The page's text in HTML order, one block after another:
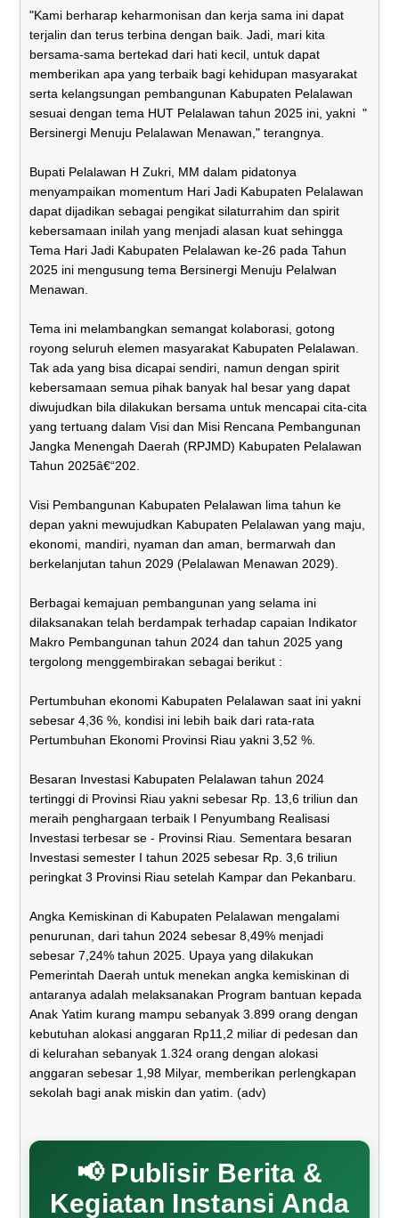
"Kami berharap keharmonisan dan kerja sama ini dapat
terjalin dan terus terbina dengan baik. Jadi, mari kita
bersama-sama bertekad dari hati kecil, untuk dapat
memberikan apa yang terbaik bagi kehidupan masyarakat
serta kelangsungan pembangunan Kabupaten Pelalawan
sesuai dengan tema HUT Pelalawan tahun 2025 ini, yakni "
Bersinergi Menuju Pelalawan Menawan," terangnya.
Bupati Pelalawan H Zukri, MM dalam pidatonya
menyampaikan momentum Hari Jadi Kabupaten Pelalawan
dapat dijadikan sebagai pengikat silaturrahim dan spirit
kebersamaan inilah yang menjadi alasan kuat sehingga
Tema Hari Jadi Kabupaten Pelalawan ke-26 pada Tahun
2025 ini mengusung tema Bersinergi Menuju Pelalwan
Menawan.
Tema ini melambangkan semangat kolaborasi, gotong
royong seluruh elemen masyarakat Kabupaten Pelalawan.
Tak ada yang bisa dicapai sendiri, namun dengan spirit
kebersamaan semua pihak banyak hal besar yang dapat
diwujudkan bila dilakukan bersama untuk mencapai cita-cita
yang tertuang dalam Visi dan Misi Rencana Pembangunan
Jangka Menengah Daerah (RPJMD) Kabupaten Pelalawan
Tahun 2025â€“202.
Visi Pembangunan Kabupaten Pelalawan lima tahun ke
depan yakni mewujudkan Kabupaten Pelalawan yang maju,
ekonomi, mandiri, nyaman dan aman, bermarwah dan
berkelanjutan tahun 2029 (Pelalawan Menawan 2029).
Berbagai kemajuan pembangunan yang selama ini
dilaksanakan telah berdampak terhadap capaian Indikator
Makro Pembangunan tahun 2024 dan tahun 2025 yang
tergolong menggembirakan sebagai berikut :
Pertumbuhan ekonomi Kabupaten Pelalawan saat ini yakni
sebesar 4,36 %, kondisi ini lebih baik dari rata-rata
Pertumbuhan Ekonomi Provinsi Riau yakni 3,52 %.
Besaran Investasi Kabupaten Pelalawan tahun 2024
tertinggi di Provinsi Riau yakni sebesar Rp. 13,6 triliun dan
meraih penghargaan terbaik I Penyumbang Realisasi
Investasi terbesar se - Provinsi Riau. Sementara besaran
Investasi semester I tahun 2025 sebesar Rp. 3,6 triliun
peringkat 3 Provinsi Riau setelah Kampar dan Pekanbaru.
Angka Kemiskinan di Kabupaten Pelalawan mengalami
penurunan, dari tahun 2024 sebesar 8,49% menjadi
sebesar 7,24% tahun 2025. Upaya yang dilakukan
Pemerintah Daerah untuk menekan angka kemiskinan di
antaranya adalah melaksanakan Program bantuan kepada
Anak Yatim kurang mampu sebanyak 3.899 orang dengan
kebutuhan alokasi anggaran Rp11,2 miliar di pedesan dan
di kelurahan sebanyak 1.324 orang dengan alokasi
anggaran sebesar 1,98 Milyar, memberikan perlengkapan
sekolah bagi anak miskin dan yatim. (adv)
📢 Publisir Berita &
Kegiatan Instansi Anda